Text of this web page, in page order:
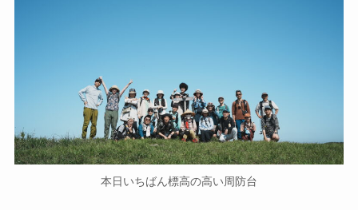
本日いちばん標高の高い周防台